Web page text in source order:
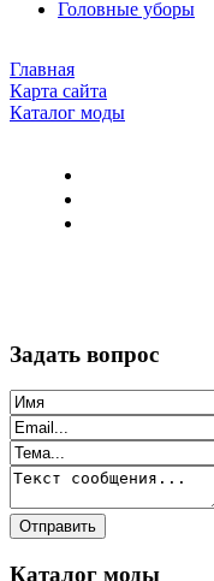
Головные уборы
Главная
Карта сайта
Каталог моды
Задать вопрос
Каталог моды